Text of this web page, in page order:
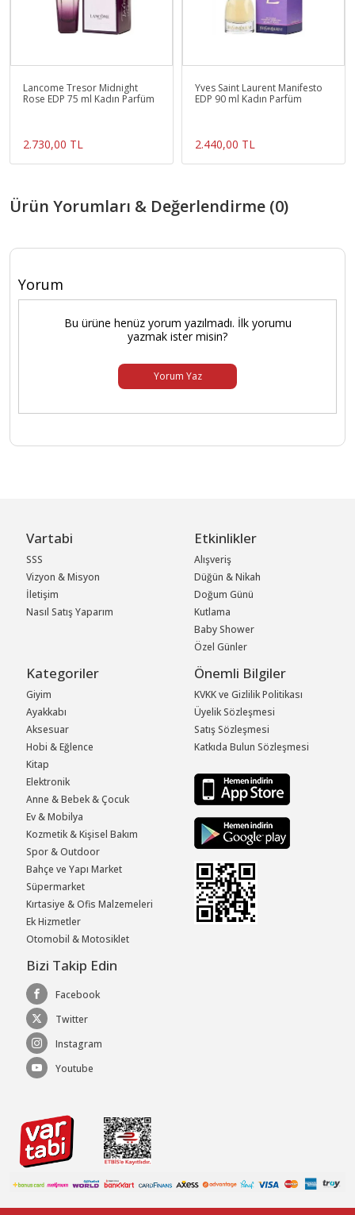
Lancome Tresor Midnight
Rose EDP 75 ml Kadın Parfüm
2.730,00 TL
Yves Saint Laurent Manifesto
EDP 90 ml Kadın Parfüm
2.440,00 TL
Ürün Yorumları & Değerlendirme (0)
Yorum
Bu ürüne henüz yorum yazılmadı. İlk yorumu
yazmak ister misin?
Yorum Yaz
Vartabi
SSS
Vizyon & Misyon
İletişim
Nasıl Satış Yaparım
Etkinlikler
Alışveriş
Düğün & Nikah
Doğum Günü
Kutlama
Baby Shower
Özel Günler
Kategoriler
Giyim
Ayakkabı
Aksesuar
Hobi & Eğlence
Kitap
Elektronik
Anne & Bebek & Çocuk
Ev & Mobilya
Kozmetik & Kişisel Bakım
Spor & Outdoor
Bahçe ve Yapı Market
Süpermarket
Kırtasiye & Ofis Malzemeleri
Ek Hizmetler
Otomobil & Motosiklet
Önemli Bilgiler
KVKK ve Gizlilik Politikası
Üyelik Sözleşmesi
Satış Sözleşmesi
Katkıda Bulun Sözleşmesi
Bizi Takip Edin
Facebook
Twitter
Instagram
Youtube